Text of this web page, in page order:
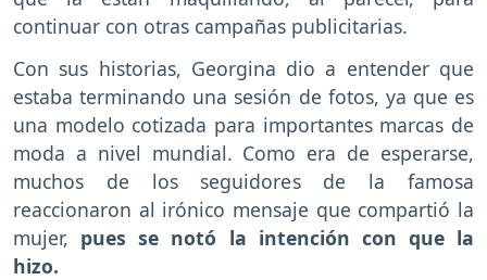
continuar con otras campañas publicitarias.
Con sus historias, Georgina dio a entender que
estaba terminando una sesión de fotos, ya que es
una modelo cotizada para importantes marcas de
moda a nivel mundial. Como era de esperarse,
muchos de los seguidores de la famosa
reaccionaron al irónico mensaje que compartió la
mujer, pues se notó la intención con que la
hizo.